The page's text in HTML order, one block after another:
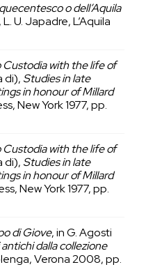
o dell’Aquila
L. U. Japadre, L’Aquila
with the life of
di), Studies in late
in honour of Millard
New York 1977, pp.
with the life of
di), Studies in late
in honour of Millard
New York 1977, pp.
di Giove, in G. Agosti
dalla collezione
Verona 2008, pp.